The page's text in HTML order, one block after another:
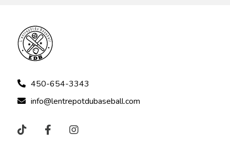
450-654-3343
info@lentrepotdubaseball.com